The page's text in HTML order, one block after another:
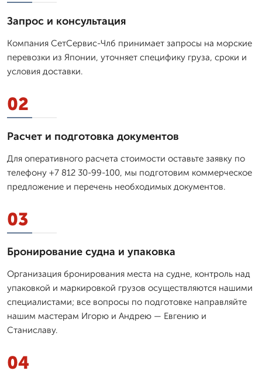
Запрос и консультация
Компания СетСервис-Члб принимает запросы на морские
перевозки из Японии, уточняет специфику груза, сроки и
условия доставки.
02
Расчет и подготовка документов
Для оперативного расчета стоимости оставьте заявку по
телефону +7 812 30-99-100, мы подготовим коммерческое
предложение и перечень необходимых документов.
03
Бронирование судна и упаковка
Организация бронирования места на судне, контроль над
упаковкой и маркировкой грузов осуществляются нашими
специалистами; все вопросы по подготовке направляйте
нашим мастерам Игорю и Андрею — Евгению и
Станиславу.
04